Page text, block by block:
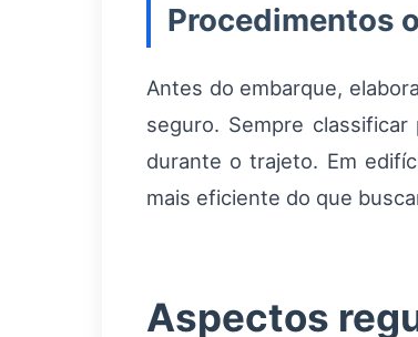
Procedimentos
Antes do embarque,
seguro. Sempre
durante o trajeto. Em
mais eficiente do que
Aspectos